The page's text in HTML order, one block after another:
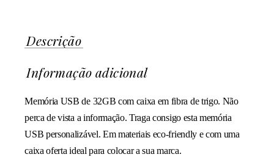
Descrição
Informação adicional
Memória USB de 32GB com caixa em fibra de trigo. Não
perca de vista a informação. Traga consigo esta memória
USB personalizável. Em materiais eco-friendly e com uma
caixa oferta ideal para colocar a sua marca.